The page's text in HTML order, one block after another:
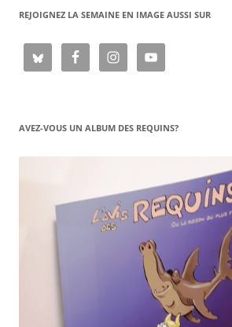
REJOIGNEZ LA SEMAINE EN IMAGE AUSSI SUR
AVEZ-VOUS UN ALBUM DES REQUINS?